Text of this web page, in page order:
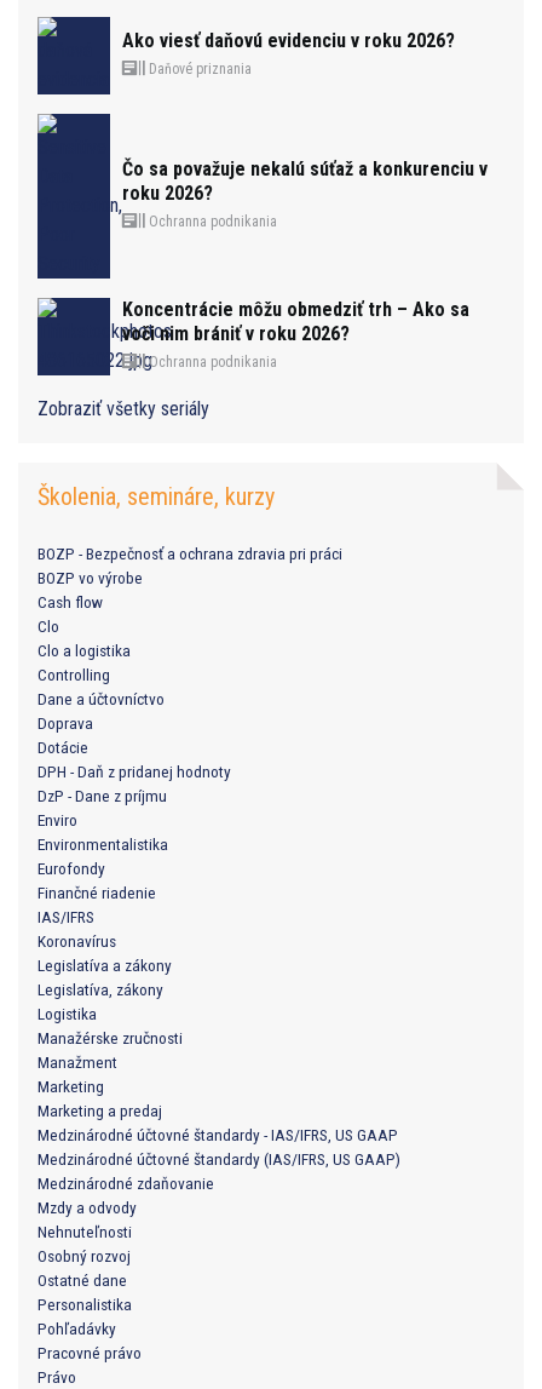
Ako viesť daňovú evidenciu v roku 2026?
Daňové priznania
Čo sa považuje nekalú súťaž a konkurenciu v
roku 2026?
Ochranna podnikania
Koncentrácie môžu obmedziť trh – Ako sa
voči nim brániť v roku 2026?
Ochranna podnikania
Zobraziť všetky seriály
Školenia, semináre, kurzy
BOZP - Bezpečnosť a ochrana zdravia pri práci
BOZP vo výrobe
Cash flow
Clo
Clo a logistika
Controlling
Dane a účtovníctvo
Doprava
Dotácie
DPH - Daň z pridanej hodnoty
DzP - Dane z príjmu
Enviro
Environmentalistika
Eurofondy
Finančné riadenie
IAS/IFRS
Koronavírus
Legislatíva a zákony
Legislatíva, zákony
Logistika
Manažérske zručnosti
Manažment
Marketing
Marketing a predaj
Medzinárodné účtovné štandardy - IAS/IFRS, US GAAP
Medzinárodné účtovné štandardy (IAS/IFRS, US GAAP)
Medzinárodné zdaňovanie
Mzdy a odvody
Nehnuteľnosti
Osobný rozvoj
Ostatné dane
Personalistika
Pohľadávky
Pracovné právo
Právo